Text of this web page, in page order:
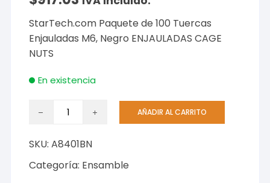
StarTech.com Paquete de 100 Tuercas
Enjauladas M6, Negro ENJAULADAS CAGE
NUTS
En existencia
StarTech.com
100
Tuercas
AÑADIR AL CARRITO
SKU:A8401BN
Categoría: Ensamble